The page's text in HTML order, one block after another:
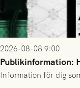
2026-08-08 9:00
Publikinformation:
Information för dig